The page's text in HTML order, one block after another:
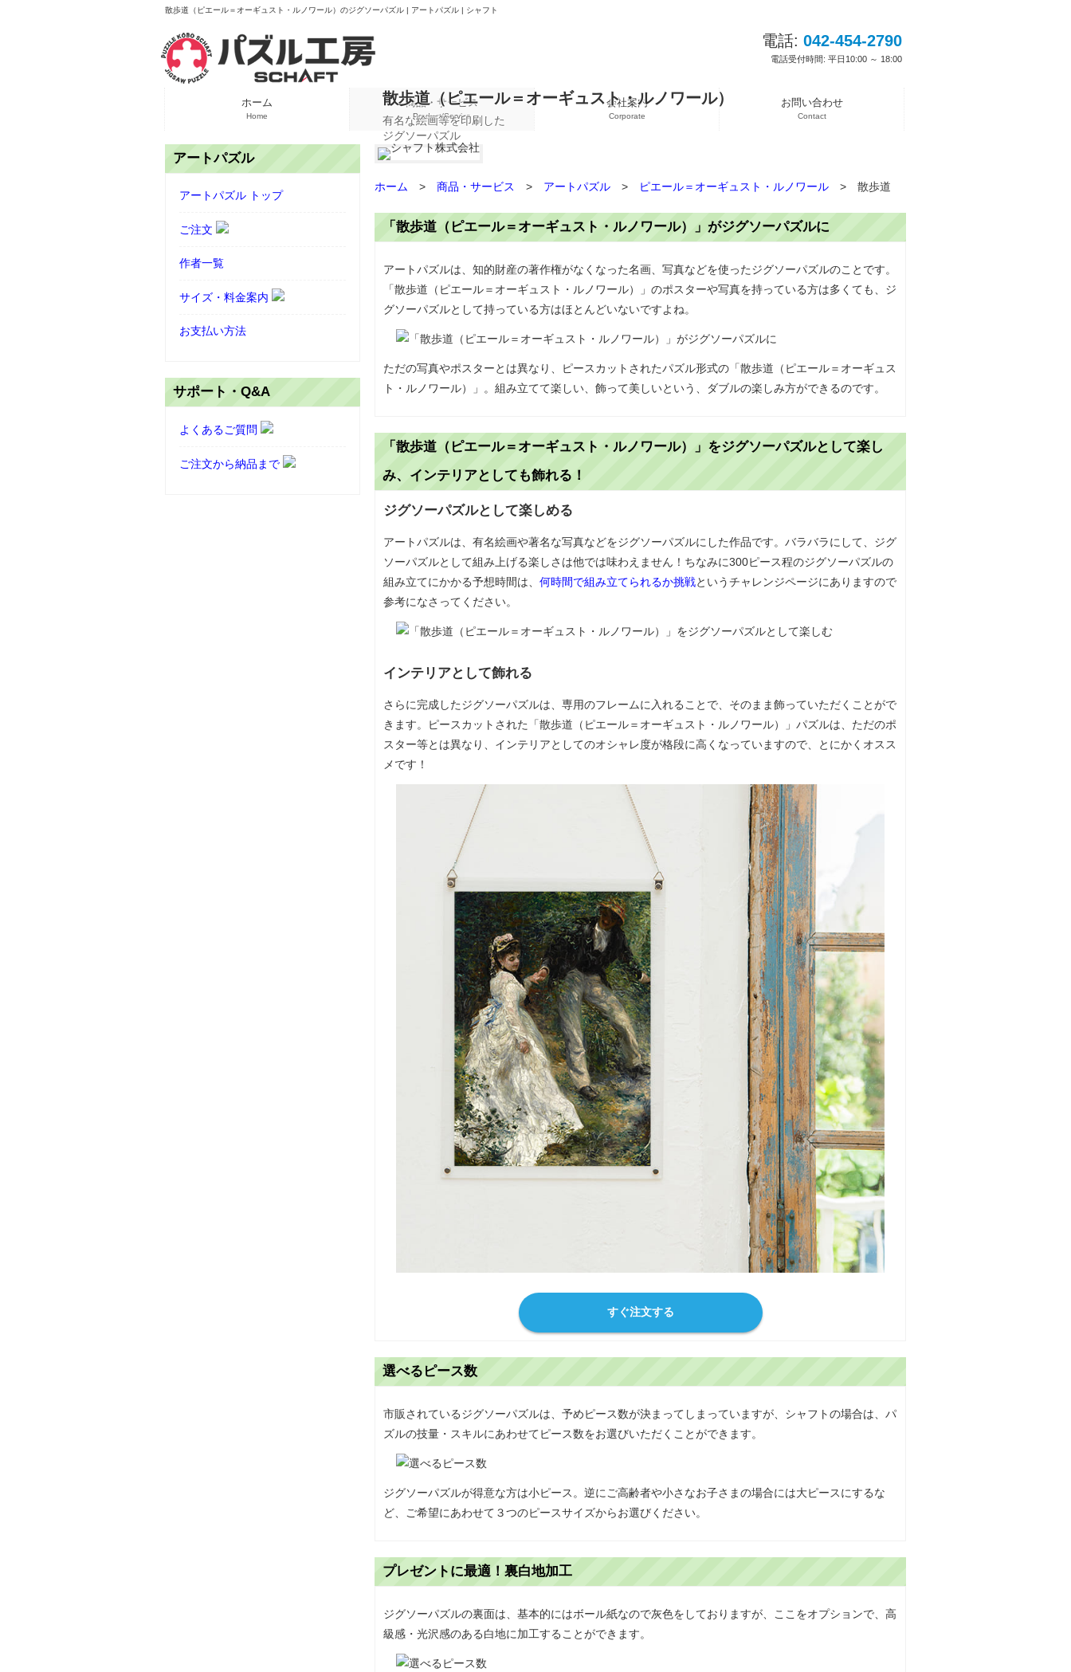
散歩道（ピエール＝オーギュスト・ルノワール）のジグソーパズル | アートパズル | シャフト
電話: 042-454-2790
電話受付時間: 平日10:00 ～ 18:00
ホーム
Home
商品・サービス
Product/Service
会社案内
Corporate
お問い合わせ
Contact
散歩道（ピエール＝オーギュスト・ルノワール）
有名な絵画等を印刷した
ジグソーパズル
ホーム > 商品・サービス > アートパズル > ピエール＝オーギュスト・ルノワール > 散歩道
「散歩道（ピエール＝オーギュスト・ルノワール）」がジグソーパズルに
アートパズルは、知的財産の著作権がなくなった名画、写真などを使ったジグソーパズルのことです。
「散歩道（ピエール＝オーギュスト・ルノワール）」のポスターや写真を持っている方は多くても、ジ
グソーパズルとして持っている方はほとんどいないですよね。
ただの写真やポスターとは異なり、ピースカットされたパズル形式の「散歩道（ピエール＝オーギュス
ト・ルノワール）」。組み立てて楽しい、飾って美しいという、ダブルの楽しみ方ができるのです。
「散歩道（ピエール＝オーギュスト・ルノワール）」をジグソーパズルとして楽し
み、インテリアとしても飾れる！
ジグソーパズルとして楽しめる
アートパズルは、有名絵画や著名な写真などをジグソーパズルにした作品です。バラバラにして、ジグ
ソーパズルとして組み上げる楽しさは他では味わえません！ちなみに300ピース程のジグソーパズルの
組み立てにかかる予想時間は、 何時間で組み立てられるか挑戦というチャレンジページにありますので
参考になさってください。
インテリアとして飾れる
さらに完成したジグソーパズルは、専用のフレームに入れることで、そのまま飾っていただくことがで
きます。ピースカットされた「散歩道（ピエール＝オーギュスト・ルノワール）」パズルは、ただのポ
スター等とは異なり、インテリアとしてのオシャレ度が格段に高くなっていますので、とにかくオスス
メです！
すぐ注文する
選べるピース数
市販されているジグソーパズルは、予めピース数が決まってしまっていますが、シャフトの場合は、パ
ズルの技量・スキルにあわせてピース数をお選びいただくことができます。
ジグソーパズルが得意な方は小ピース。逆にご高齢者や小さなお子さまの場合には大ピースにするな
ど、ご希望にあわせて３つのピースサイズからお選びください。
プレゼントに最適！裏白地加工
ジグソーパズルの裏面は、基本的にはボール紙なので灰色をしておりますが、ここをオプションで、高
級感・光沢感のある白地に加工することができます。
アートパズル
アートパズル トップ
ご注文
作者一覧
サイズ・料金案内
お支払い方法
サポート・Q&A
よくあるご質問
ご注文から納品まで